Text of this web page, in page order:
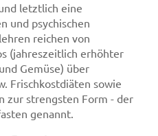
letztlich eine
und psychischen
reichen von
(jahreszeitlich erhöhter
Gemüse) über
Frischkostdiäten sowie
zur strengsten Form - der
genannt.